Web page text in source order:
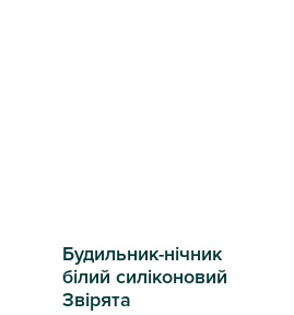
Будильник-нічник
білий силіконовий
Звірята